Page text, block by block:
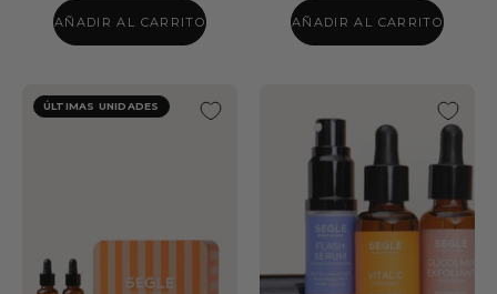
+
Tónico
Dúo
Piel
Grasa
Retinización
AÑADIR AL CARRITO AÑADIR AL CARRITO
ÚLTIMAS UNIDADES